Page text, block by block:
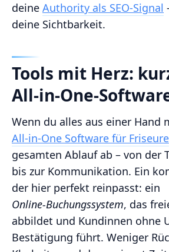
deine Authority als SEO-Signal
deine Sichtbarkeit.
Tools mit Herz:
Wenn du alles aus einer Hand
All‑in‑One Software für Friseure
gesamten Ablauf ab – von der
bis zur Kommunikation. Ein
der hier perfekt reinpasst: ein
Online‑Buchungssystem, das
abbildet und Kundinnen ohne
Bestätigung führt. Weniger